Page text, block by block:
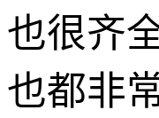
也很齐
也都非